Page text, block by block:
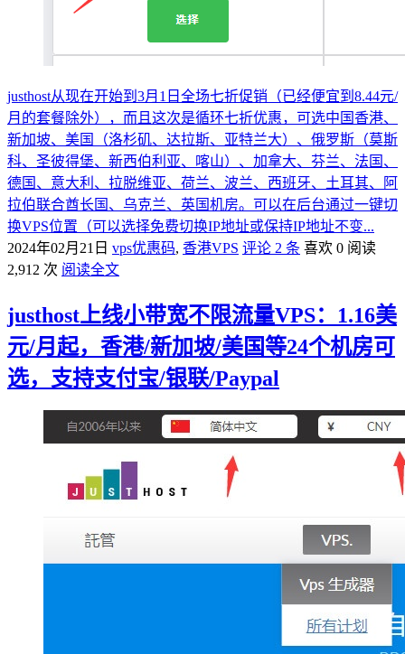
justhost从现在开始到3月1日全场七折促销（已经便宜到8.44元/
月的套餐除外），而且这次是循环七折优惠，可选中国香港、
新加坡、美国（洛杉矶、达拉斯、亚特兰大）、俄罗斯（莫斯
科、圣彼得堡、新西伯利亚、喀山）、加拿大、芬兰、法国、
德国、意大利、拉脱维亚、荷兰、波兰、西班牙、土耳其、阿
拉伯联合酋长国、乌克兰、英国机房。可以在后台通过一键切
换VPS位置（可以选择免费切换IP地址或保持IP地址不变...
2024年02月21日 vps优惠码, 香港VPS 评论 2 条 喜欢 0 阅读
2,912 次 阅读全文
justhost上线小带宽不限流量VPS：1.16美
元/月起，香港/新加坡/美国等24个机房可
选，支持支付宝/银联/Paypal